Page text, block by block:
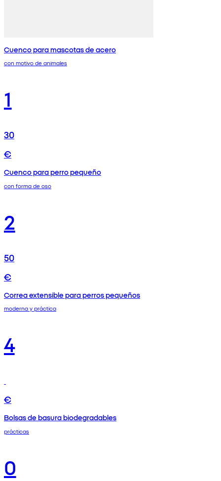
Cuenco para mascotas de acero
con motivo de animales
1
30
€
Cuenco para perro pequeño
con forma de oso
2
50
€
Correa extensible para perros pequeños
moderna y práctica
4
€
Bolsas de basura biodegradables
prácticas
0